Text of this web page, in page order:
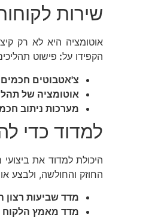
שירות
אוטומציה היא לא רק
הקפידו על: פישוט
צ'אטבוטים
אוטומציה של
מערכות ניתוב
למדוד כדי
היכולת למדוד את
החוזק והחולשה, ולבצע
מדד שביעות רצון
מדד מאמץ הלקוח